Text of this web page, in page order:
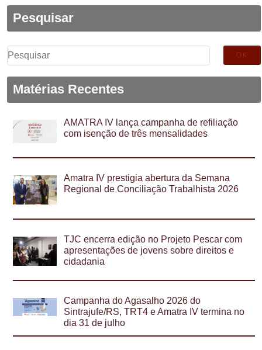
Pesquisar
Pesquisar
por:
Matérias Recentes
AMATRA IV lança campanha de refiliação
com isenção de três mensalidades
Amatra IV prestigia abertura da Semana
Regional de Conciliação Trabalhista 2026
TJC encerra edição no Projeto Pescar com
apresentações de jovens sobre direitos e
cidadania
Campanha do Agasalho 2026 do
Sintrajufe/RS, TRT4 e Amatra IV termina no
dia 31 de julho